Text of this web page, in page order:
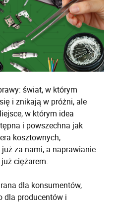
świat, w którym
i znikają w próżni, ale
w którym idea
i powszechna jak
kosztownych,
za nami, a naprawianie
ciężarem.
dla konsumentów,
dla producentów i